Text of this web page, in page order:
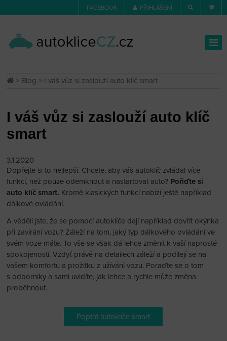
FACEBOOK PŘIHLÁŠENÍ
> Blog > I váš vůz si zaslouží auto klíč smart
I váš vůz si zaslouží auto klíč
smart
3.1.2020
Dopřejte si to nejlepší. Chcete, aby váš autoklíč zvládal více
funkcí, než pouze odemknout a nastartovat auto? Pořiďte si
auto klíč smart. Kromě klasických funkcí nabízí ještě například
dálkové ovládání.
A věděli jste, že se pomocí autoklíče dají například dovřít okýnka
při zavírání vozu? Záleží na tom, jaký typ dálkového ovládání ve
svém voze máte. To vše se však dá lehce změnit k vaší naprosté
spokojenosti. Vždyť právě na detailech záleží a podílejí se na
vašem komfortu a prožitku z užívání vozu. Poraďte se o tom
s odborníky a sami uvidíte, jak lehce a rychle může změna
proběhnout.
Poptat autoklíče smart